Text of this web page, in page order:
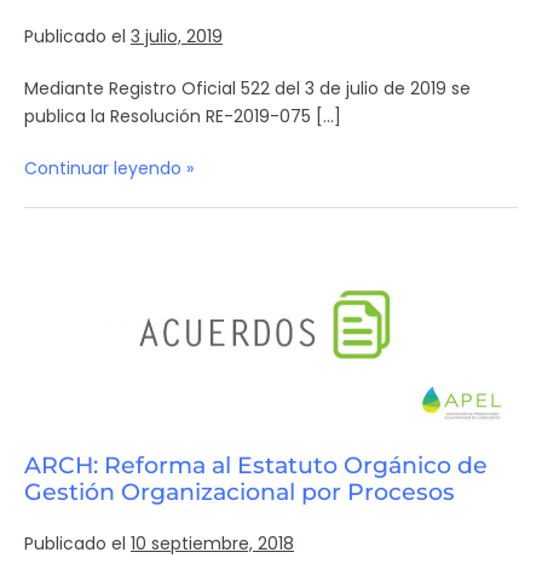
Publicado el 3 julio, 2019
Mediante Registro Oficial 522 del 3 de julio de 2019 se
publica la Resolución RE-2019-075 […]
Continuar leyendo »
ARCH: Reforma al Estatuto Orgánico de
Gestión Organizacional por Procesos
Publicado el 10 septiembre, 2018